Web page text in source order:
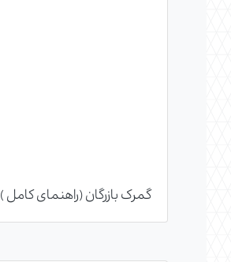
گمرک بازرگان (راهنمای کامل )